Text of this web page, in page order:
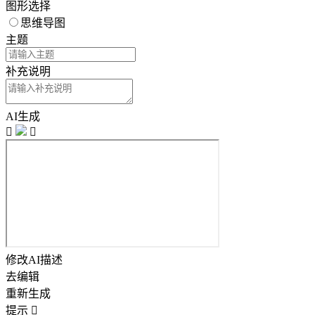
图形选择
思维导图
主题
补充说明
AI生成


修改AI描述
去编辑
重新生成
提示 